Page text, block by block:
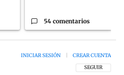
54 comentarios
SIGA ESTA
SEGUIR
INICIAR SESIÓN CREAR CUENTA